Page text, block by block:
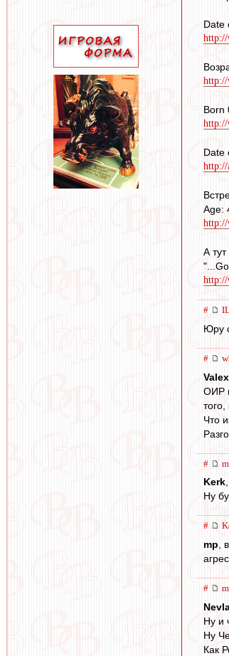
Date
http://
http://
Born
http://
Date
http://
Age:
http://
А
http://
#
Юру
#
ОИР
Что
#
Kerk,
Ну
#
mp ,
#
Ну и
Ну
Как